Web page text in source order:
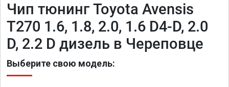
Чип тюнинг Toyota Avensis
T270 1.6, 1.8, 2.0, 1.6 D4-D, 2.0
D, 2.2 D дизель в Череповце
Выберите свою модель: